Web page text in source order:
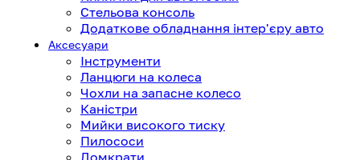
Стельова консоль
Додаткове обладнання інтер'єру авто
Аксесуари
Інструменти
Ланцюги на колеса
Чохли на запасне колесо
Каністри
Мийки високого тиску
Пилососи
Домкрати